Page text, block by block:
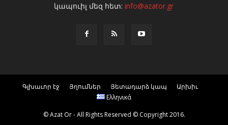
կապուիլ մեզ հետ:info@azator.gr
Գլխաւոր էջ Յղումներ Յետադարձ կապ
Արխիւ
Ελληνικά
© Azat Or - All Rights Reserved © Copyright 2016.